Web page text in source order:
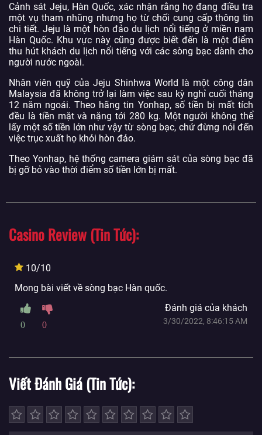
Cảnh sát Jeju, Hàn Quốc, xác nhận rằng họ đang điều tra
một vụ tham nhũng nhưng họ từ chối cung cấp thông tin
chi tiết. Jeju là một hòn đảo du lịch nổi tiếng ở miền nam
Hàn Quốc. Khu vực này cũng được biết đến là một điểm
thu hút khách du lịch nổi tiếng với các sòng bạc dành cho
người nước ngoài.
Nhân viên quỹ của Jeju Shinhwa World là một công dân
Malaysia đã không trở lại làm việc sau kỳ nghỉ cuối tháng
12 năm ngoái. Theo hãng tin Yonhap, số tiền bị mất tích
đều là tiền mặt và nặng tới 280 kg. Một người không thể
lấy một số tiền lớn như vậy từ sòng bạc, chứ đừng nói đến
việc trục xuất họ khỏi hòn đảo.
Theo Yonhap, hệ thống camera giám sát của sòng bạc đã
bị gỡ bỏ vào thời điểm số tiền lớn bị mất.
Casino Review (Tin Tức)
10/10
Mong bài viết về sòng bạc Hàn quốc.
0 0
Đánh giá của khách
3/30/2022, 8:46:15 AM
Viết Đánh Giá (Tin Tức)